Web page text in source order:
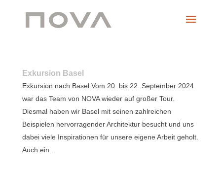
Exkursion Basel
Exkursion nach Basel Vom 20. bis 22. September 2024
war das Team von NOVA wieder auf großer Tour.
Diesmal haben wir Basel mit seinen zahlreichen
Beispielen hervorragender Architektur besucht und uns
dabei viele Inspirationen für unsere eigene Arbeit geholt.
Auch ein...